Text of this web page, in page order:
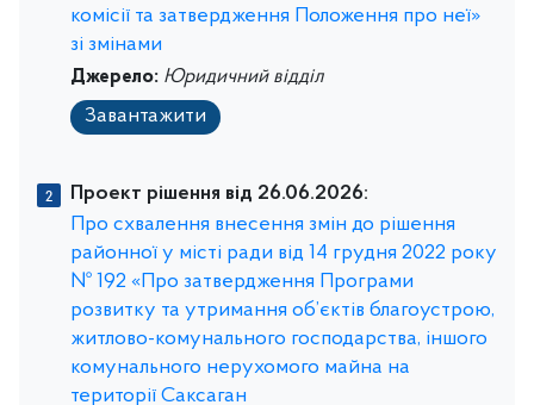
комісії та затвердження Положення про неї»
зі змінами
Джерело: Юридичний відділ
Завантажити
Проект рішення від 26.06.2026:
Про схвалення внесення змін до рішення
районної у місті ради від 14 грудня 2022 року
№ 192 «Про затвердження Програми
розвитку та утримання об’єктів благоустрою,
житлово-комунального господарства, іншого
комунального нерухомого майна на
території Саксаган